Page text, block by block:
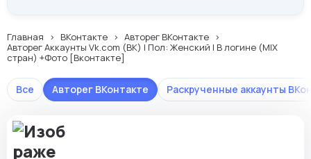
Главная ВКонтакте
Авторег ВКонтакте
Авторег Аккаунты Vk.com (ВК) | Пол: Женский | В логине (MIX
стран) +Фото [Вконтакте]
Все Авторег ВКонтакте Раскрученные аккаунты